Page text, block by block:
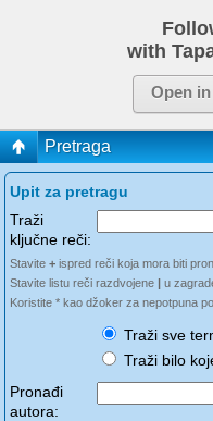
with
Open
Pretraga
Upit za pretragu
Traži
ključne reči:
Stavite + ispred reči koja mora biti
Stavite listu reči razdvojene | u
Koristite * kao džoker za nepotpuna
Traži sve
Traži bilo
Pronađi
autora: